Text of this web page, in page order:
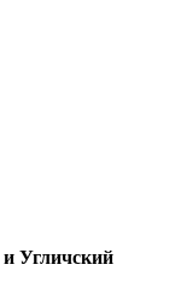
Угличский